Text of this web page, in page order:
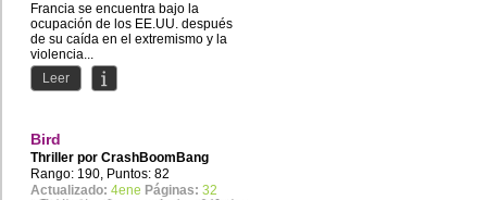
Francia se encuentra bajo la
ocupación de los EE.UU. después
de su caída en el extremismo y la
violencia...
Leer
Bird
Thriller por CrashBoomBang
Rango: 190, Puntos: 82
Actualizado: 4ene Páginas: 32